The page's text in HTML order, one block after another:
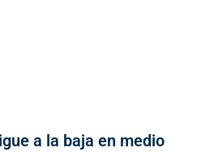
a la baja en medio